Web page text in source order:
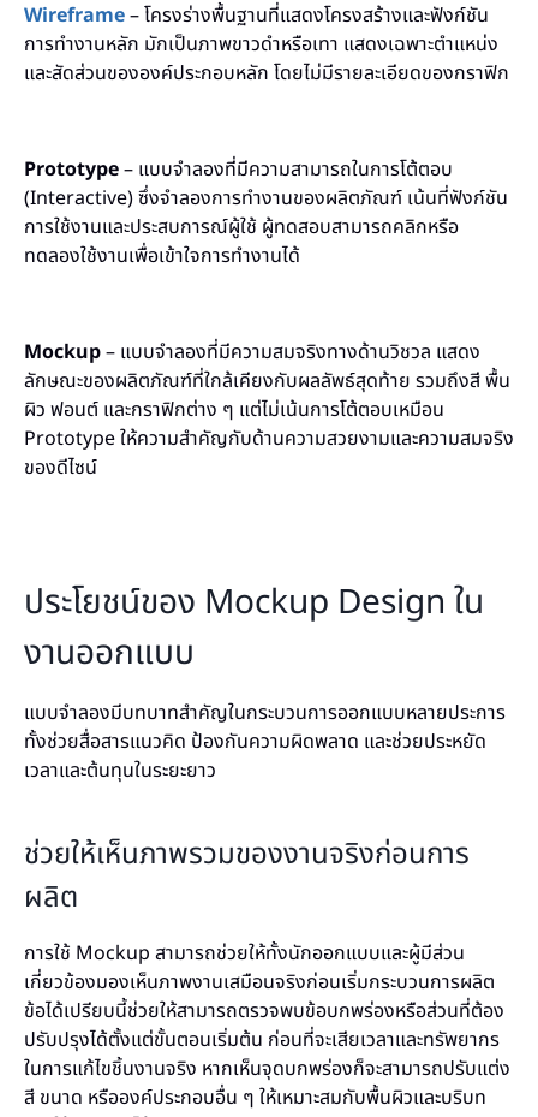
Wireframe– โครงร่างพื้นฐานที่แสดงโครงสร้างและฟังก์ชัน
การทำงานหลัก มักเป็นภาพขาวดำหรือเทา แสดงเฉพาะตำแหน่ง
และสัดส่วนขององค์ประกอบหลัก โดยไม่มีรายละเอียดของกราฟิก
Prototype– แบบจำลองที่มีความสามารถในการโต้ตอบ
(Interactive) ซึ่งจำลองการทำงานของผลิตภัณฑ์ เน้นที่ฟังก์ชัน
การใช้งานและประสบการณ์ผู้ใช้ ผู้ทดสอบสามารถคลิกหรือ
ทดลองใช้งานเพื่อเข้าใจการทำงานได้
Mockup– แบบจำลองที่มีความสมจริงทางด้านวิชวล แสดง
ลักษณะของผลิตภัณฑ์ที่ใกล้เคียงกับผลลัพธ์สุดท้าย รวมถึงสี พื้น
ผิว ฟอนต์ และกราฟิกต่าง ๆ แต่ไม่เน้นการโต้ตอบเหมือน
Prototype ให้ความสำคัญกับด้านความสวยงามและความสมจริง
ของดีไซน์
ประโยชน์ของ Mockup Design ใน
งานออกแบบ
แบบจำลองมีบทบาทสำคัญในกระบวนการออกแบบหลายประการ
ทั้งช่วยสื่อสารแนวคิด ป้องกันความผิดพลาด และช่วยประหยัด
เวลาและต้นทุนในระยะยาว
ช่วยให้เห็นภาพรวมของงานจริงก่อนการ
ผลิต
การใช้ Mockup สามารถช่วยให้ทั้งนักออกแบบและผู้มีส่วน
เกี่ยวข้องมองเห็นภาพงานเสมือนจริงก่อนเริ่มกระบวนการผลิต
ข้อได้เปรียบนี้ช่วยให้สามารถตรวจพบข้อบกพร่องหรือส่วนที่ต้อง
ปรับปรุงได้ตั้งแต่ขั้นตอนเริ่มต้น ก่อนที่จะเสียเวลาและทรัพยากร
ในการแก้ไขชิ้นงานจริง หากเห็นจุดบกพร่องก็จะสามารถปรับแต่ง
สี ขนาด หรือองค์ประกอบอื่น ๆ ให้เหมาะสมกับพื้นผิวและบริบท